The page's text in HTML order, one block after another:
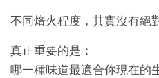
不同焙火程度，其實沒有絕
真正重要的是：
哪一種味道最適合你現在的